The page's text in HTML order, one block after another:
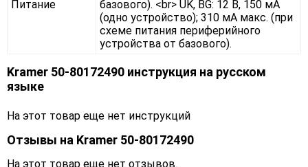
Питание
базового). <br> UK, BG: 12 В, 150 мА
(одно устройство); 310 мА макс. (при
схеме питания периферийного
устройства от базового).
Kramer 50-80172490 инструкция на русском
языке
На этот товар еще нет инструкций
Отзывы на Kramer 50-80172490
На этот товар еще нет отзывов.